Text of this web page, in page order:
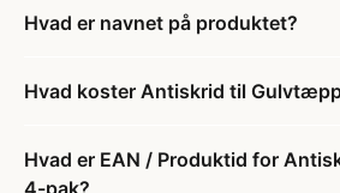
Hvad er navnet på produktet?
Hvad koster Antiskrid til
Hvad er EAN / Produktid for
4-pak?